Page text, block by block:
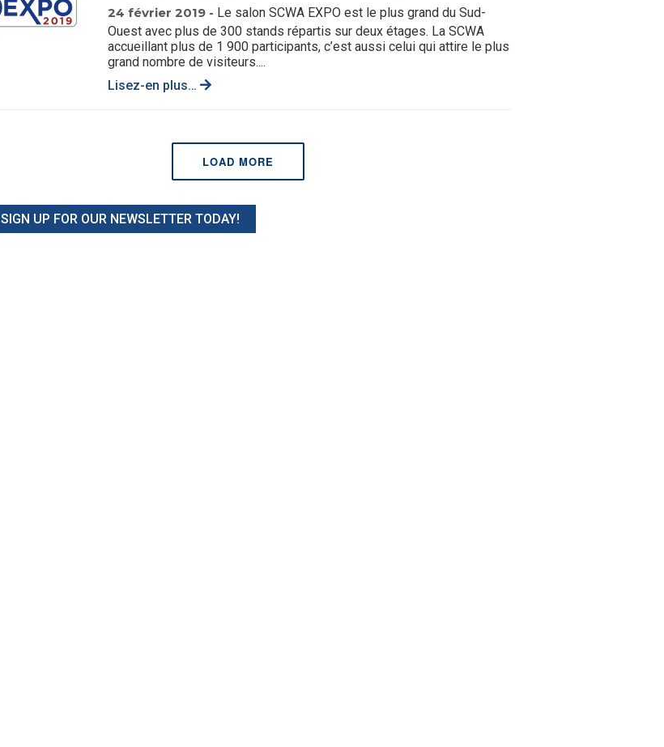
24 février 2019 - Le salon SCWA EXPO est le plus grand du Sud-
Ouest avec plus de 300 stands répartis sur deux étages. La SCWA
accueillant plus de 1 900 participants, c’est aussi celui qui attire le plus
grand nombre de visiteurs....
Lisez-en plus…
LOAD MORE
SIGN UP FOR OUR NEWSLETTER TODAY!